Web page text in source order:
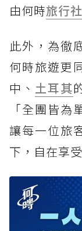
由何時旅行社
此外，為徹
何時旅遊更
中、 土耳其
「全團皆為
讓每一位旅
下，自在享